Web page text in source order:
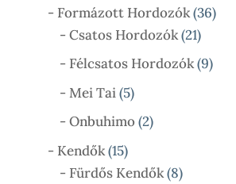
Termék
- Formázott Hordozók 3636
- Csatos Hordozók 2121
Termék
- Félcsatos Hordozók 99
- Mei Tai 55
Termék
- Onbuhimo 22
- Kendők 1515
Termék
- Fürdős Kendők 88